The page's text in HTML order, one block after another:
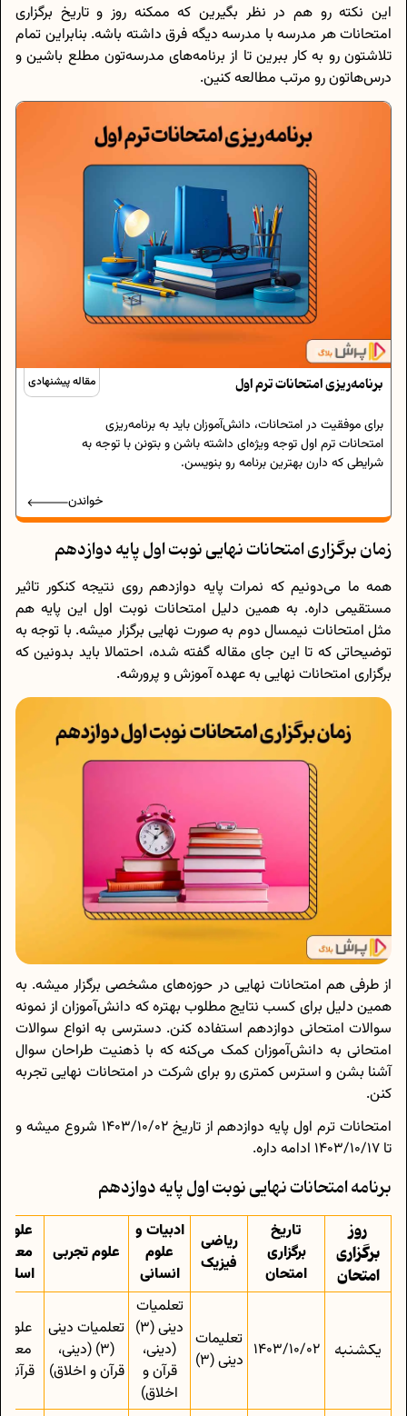
این نکته رو هم در نظر بگیرین که ممکنه روز و تاریخ برگزاری
امتحانات هر مدرسه با مدرسه دیگه فرق داشته باشه. بنابراین تمام
تلاشتون رو به کار ببرین تا از برنامه‌های مدرسه‌تون مطلع باشین و
درس‌هاتون رو مرتب مطالعه کنین.
مقاله پیشنهادی برنامه‌ریزی امتحانات ترم اول
برای موفقیت در امتحانات، دانش‌آموزان باید به برنامه‌ریزی
امتحانات ترم اول توجه ویژه‌ای داشته باشن و بتونن با توجه به
شرایطی که دارن بهترین برنامه رو بنویسن.
خواندن
زمان برگزاری امتحانات نهایی نوبت اول پایه دوازدهم
همه ما می‌دونیم که نمرات پایه دوازدهم روی نتیجه کنکور تاثیر
مستقیمی داره. به همین دلیل امتحانات نوبت اول این پایه هم
مثل امتحانات نیمسال دوم به صورت نهایی برگزار میشه. با توجه به
توضیحاتی که تا این جای مقاله گفته شده، احتمالا باید بدونین که
برگزاری امتحانات نهایی به عهده آموزش و پرورشه.
از طرفی هم امتحانات نهایی در حوزه‌های مشخصی برگزار میشه. به
همین دلیل برای کسب نتایج مطلوب بهتره که دانش‌آموزان از نمونه
سوالات امتحانی دوازدهم استفاده کنن. دسترسی به انواع سوالات
امتحانی به دانش‌آموزان کمک می‌کنه که با ذهنیت طراحان سوال
آشنا بشن و استرس کمتری رو برای شرکت در امتحانات نهایی تجربه
کنن.
امتحانات ترم اول پایه دوازدهم از تاریخ 1403/10/02 شروع میشه و
تا 1403/10/17 ادامه داره.
برنامه امتحانات نهایی نوبت اول پایه دوازدهم
روز
برگزاری
امتحان
تاریخ
برگزاری
امتحان
ریاضی
فیزیک
ادبیات و
علوم
انسانی
علوم تجربی
علوم
یکشنبه 1403/10/02 تعلیمات
دینی (3)
تعلمیات
دینی (3)
(دینی،
قرآن و
اخلاق)
تعلمیات دینی
(3) (دینی،
قرآن و اخلاق)
علوم
قرآنی 3